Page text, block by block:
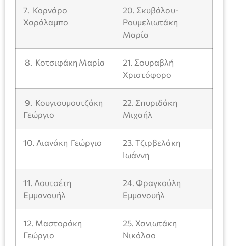
7. Κορνάρο
Χαράλαμπο
20. Σκυβάλου-
Ρουμελιωτάκη
Μαρία
8. Κοτσιφάκη Μαρία
21. Σουραβλή
Χριστόφορο
9. Κουγιουμουτζάκη
Γεώργιο
22. Σπυριδάκη
Μιχαήλ
10. Λιανάκη Γεώργιο
23. Τζιρβελάκη
Ιωάννη
11. Λουτσέτη
Εμμανουήλ
24. Φραγκούλη
Εμμανουήλ
12. Μαστοράκη
Γεώργιο
25. Χανιωτάκη
Νικόλαο